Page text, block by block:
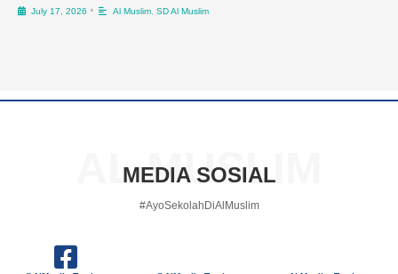
July 17, 2026 • Al Muslim, SD Al Muslim
AL MUSLIM
MEDIA SOSIAL
#AyoSekolahDiAlMuslim